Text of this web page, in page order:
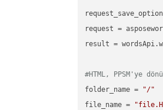
request =
result =
#HTML, PPSM'ye
folder_name =
"/"
file_name =